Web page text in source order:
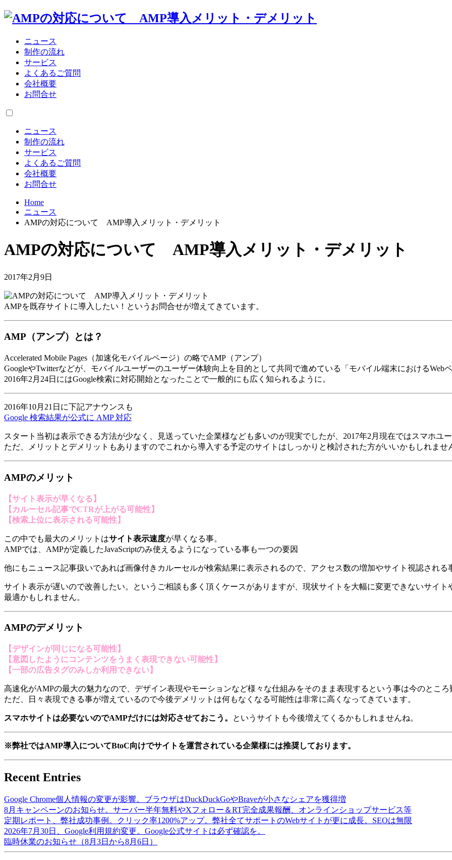
ニュース
制作の流れ
サービス
よくあるご質問
会社概要
お問合せ
ニュース
制作の流れ
サービス
よくあるご質問
会社概要
お問合せ
Home
ニュース
AMPの対応について AMP導入メリット・デメリット
AMPの対応について AMP導入メリット・デメリット
2017年2月9日
AMPを既存サイトに導入したい！というお問合せが増えてきています。
AMP（アンプ）とは？
Accelerated Mobile Pages（加速化モバイルページ）の略でAMP（アンプ）
GoogleやTwitterなどが、モバイルユーザーのユーザー体験向上を目的として共同で進めている「モバイル端末におけるWeb
2016年2月24日にはGoogle検索に対応開始となったことで一般的にも広く知られるように。
2016年10月21日に下記アナウンスも
Google 検索結果が公式に AMP 対応
スタート当初は表示できる方法が少なく、見送っていた企業様なども多いのが現実でしたが、2017年2月現在ではスマホユ
ただ、メリットとデメリットもありますのでこれから導入する予定のサイトはしっかりと検討された方がいいかもしれませ
AMPのメリット
【サイト表示が早くなる】
【カルーセル記事でCTRが上がる可能性】
【検索上位に表示される可能性】
この中でも最大のメリットはサイト表示速度が早くなる事。
AMPでは、AMPが定義したJavaScriptのみ使えるようになっている事も一つの要因
他にもニュース記事扱いであれば画像付きカルーセルが検索結果に表示されるので、アクセス数の増加やサイト視認される
サイト表示が遅いので改善したい。というご相談も多く頂くケースがありますが、現状サイトを大幅に変更できないサイ
最適かもしれません。
AMPのデメリット
【デザインが同じになる可能性】
【意図したようにコンテンツをうまく表現できない可能性】
【一部の広告タグのみしか利用できない】
高速化がAMPの最大の魅力なので、デザイン表現やモーションなど様々な仕組みをそのまま表現するという事は今のところ
ただ、日々表現できる事が増えているので今後デメリットは何もなくなる可能性は非常に高くなってきています。
スマホサイトは必要ないのでAMPだけには対応させておこう。 というサイトも今後増えてくるかもしれませんね。
※弊社ではAMP導入についてBtoC向けでサイトを運営されている企業様には推奨しております。
Recent Entries
Google Chrome個人情報の変更が影響。ブラウザはDuckDuckGoやBraveが小さなシェアを獲得増
8月キャンペーンのお知らせ。サーバー半年無料やXフォロー＆RT完全成果報酬、オンラインショップサービス等
定期レポート、弊社成功事例。クリック率1200%アップ。弊社全てサポートのWebサイトが更に成長。SEOは無限
2026年7月30日、Google利用規約変更。Google公式サイトは必ず確認を。
臨時休業のお知らせ（8月3日から8月6日）